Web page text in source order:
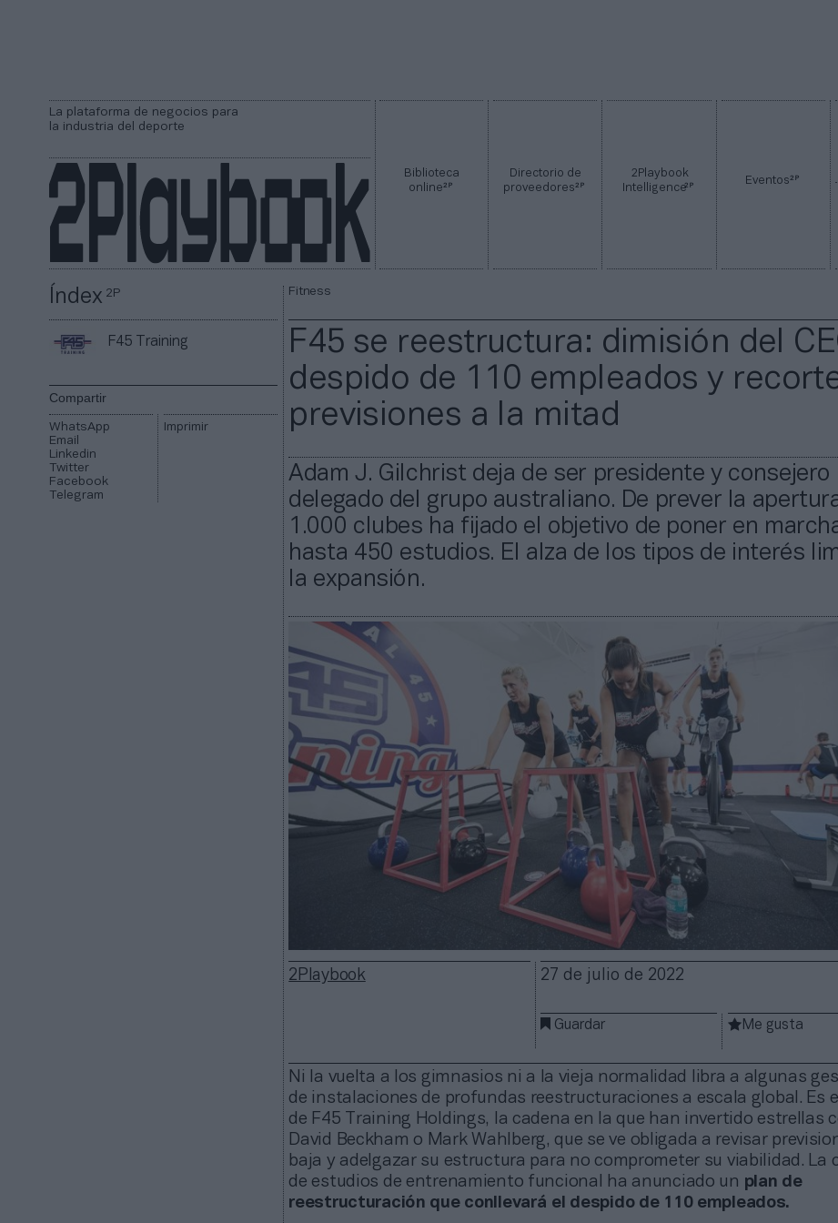
La plataforma de negocios para
la industria del deporte
Biblioteca
online2P
Directorio de
proveedores2P
2Playbook
Intelligence2P Eventos2P
Índex2P
F45 Training
Compartir
WhatsApp
Email
Linkedin
Twitter
Facebook
Telegram
Imprimir
Fitness
F45 se reestructura: dimisión del
despido de 110 empleados y
previsiones a la mitad
Adam J. Gilchrist deja de ser presidente y consejero
delegado del grupo australiano. De prever la
1.000 clubes ha fijado el objetivo de poner en
hasta 450 estudios. El alza de los tipos de interés
la expansión.
2Playbook 27 de julio de 2022
Guardar Me gusta
Ni la vuelta a los gimnasios ni a la vieja normalidad libra a algunas
de instalaciones de profundas reestructuraciones a escala global. Es
de F45 Training Holdings, la cadena en la que han invertido estrellas
David Beckham o Mark Wahlberg, que se ve obligada a revisar
baja y adelgazar su estructura para no comprometer su viabilidad. La
de estudios de entrenamiento funcional ha anunciado un plan de
reestructuración que conllevará el despido de 110 empleados.